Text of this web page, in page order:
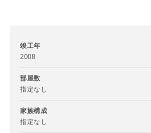
竣工年
2008
部屋数
指定なし
家族構成
指定なし